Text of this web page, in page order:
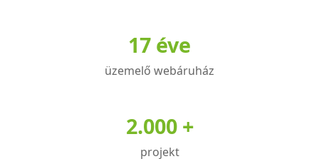
17 éve
üzemelő webáruház
2.000 +
projekt